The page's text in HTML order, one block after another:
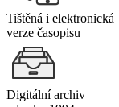
Tištěná i elektronická
verze časopisu
Digitální archiv